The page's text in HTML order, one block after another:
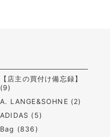
【店主の買付け備忘録】
(9)
A. LANGE&SOHNE (2)
ADIDAS (5)
Bag (836)